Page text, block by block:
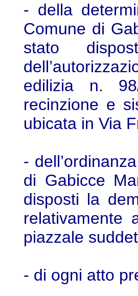
- della
Comune di
stato
edilizia n.
recinzione e
ubicata in Via
-
di Gabicce
disposti la
relativamente
piazzale
- di ogni atto